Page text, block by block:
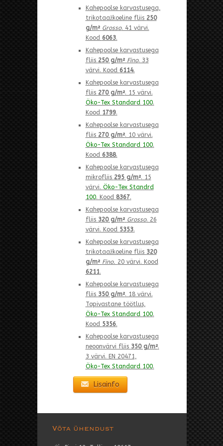
Kahepoolse karvastusega,
trikotaažkoeline fliis 250
g/m² Grosso. 41 värvi.
Kood 6063.
Kahepoolse karvastusega
fliis 250 g/m² Fino. 33
värvi. Kood 6114.
Kahepoolse karvastusega
fliis 270 g/m². 15 värvi.
Öko-Tex Standard 100.
Kood 1799.
Kahepoolse karvastusega
fliis 270 g/m². 10 värvi.
Öko-Tex Standard 100.
Kood 6388.
Kahepoolse karvastusega
mikrofliis 295 g/m². 15
värvi. Öko-Tex Standrd
100. Kood 8367.
Kahepoolse karvastusega
fliis 320 g/m² Grosso. 26
värvi. Kood 5353.
Kahepoolse karvastusega
trikotaažkoeline fliis 320
g/m² Fino. 20 värvi. Kood
6211.
Kahepoolse karvastusega
fliis 350 g/m². 18 värvi.
Topivastane töötlus,
Öko-Tex Standard 100.
Kood 5356.
Kahepoolse karvastusega
neoonvärvi fliis 350 g/m².
3 värvi. EN 20471,
Öko-Tex Standard 100.
Lisainfo
Võta ühendust